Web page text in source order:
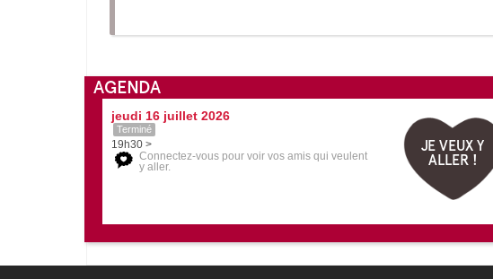
AGENDA
jeudi 16 juillet 2026
Terminé
19h30 >
Connectez-vous pour voir vos amis qui veulent
y aller.
JE VEUX Y
ALLER !